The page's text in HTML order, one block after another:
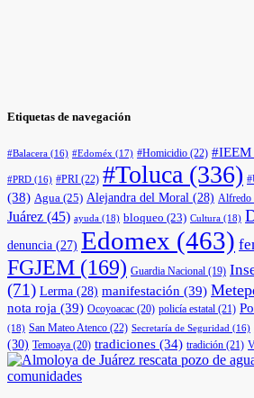
Etiquetas de navegación
#Balacera (16) #Edoméx (17) #Homicidio (22) #IEEM
#PRD (16) #PRI (22) #Toluca (336)
(38) Agua (25) Alejandra del Moral (28) Alfredo
Juárez (45) ayuda (18) bloqueo (23) Cultura (18)
denuncia (27) Edomex (463)
FGJEM (169) Guardia Nacional (19)
(71) Lerma (28) manifestación (39)
nota roja (39) Ocoyoacac (20) policía estatal (21)
(18) San Mateo Atenco (22) Secretaría de Seguridad (16)
(30) Temoaya (20) tradiciones (34) tradición (21)